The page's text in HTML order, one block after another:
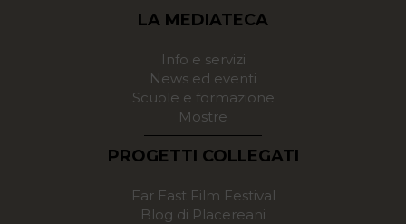
LA MEDIATECA
Info e servizi
News ed eventi
Scuole e formazione
Mostre
PROGETTI COLLEGATI
Far East Film Festival
Blog di Placereani